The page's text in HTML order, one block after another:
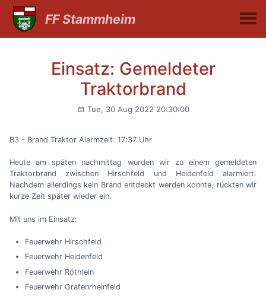
FF Stammheim
Einsatz: Gemeldeter
Traktorbrand
Tue, 30 Aug 2022 20:30:00
B3 - Brand Traktor Alarmzeit: 17:37 Uhr
Heute am späten nachmittag wurden wir zu einem gemeldeten
Traktorbrand zwischen Hirschfeld und Heidenfeld alarmiert.
Nachdem allerdings kein Brand entdeckt werden konnte, rückten wir
kurze Zeit später wieder ein.
Mit uns im Einsatz:
Feuerwehr Hirschfeld
Feuerwehr Heidenfeld
Feuerwehr Röthlein
Feuerwehr Grafenrheinfeld